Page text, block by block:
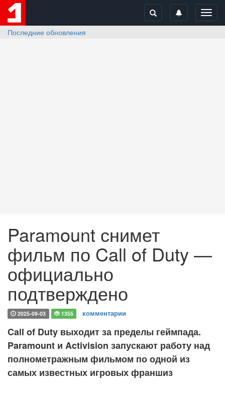
Последние обновления
Paramount снимет
фильм по Call of Duty —
официально
подтверждено
2025-09-03 1355 комментарии
Call of Duty выходит за пределы геймпада.
Paramount и Activision запускают работу над
полнометражным фильмом по одной из
самых известных игровых франшиз